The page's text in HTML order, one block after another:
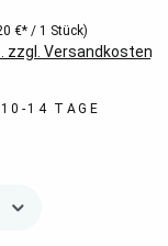
€* / 1 Stück)
zzgl. Versandkosten
14 TAGE